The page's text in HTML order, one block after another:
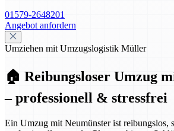
01579-2648201
Angebot anfordern
Umziehen mit Umzugslogistik Müller
🏠 Reibungsloser Umzug
– professionell & stressfrei
Ein Umzug mit Neumünster ist reibungslos,